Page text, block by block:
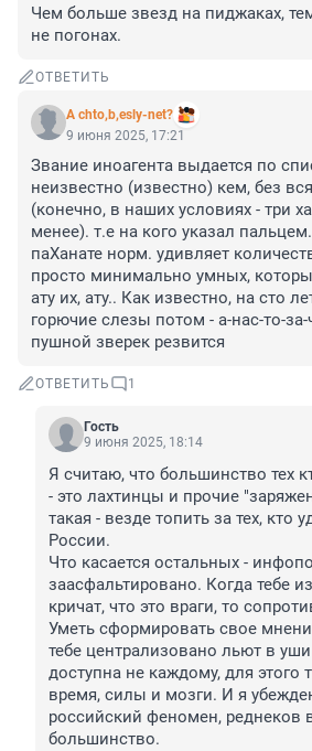
Чем больше звезд на пиджаках,
не погонах.
ОТВЕТИТЬ
A chto,b,esly-net?
9 июня 2025, 17:21
Звание иноагента выдается по
неизвестно (известно) кем, без
(конечно, в наших условиях - три
менее). т.е на кого указал
паXанате норм. удивляет
просто минимально умных,
ату их, ату.. Как известно, на сто
горючие слезы потом - а-нас-то-
пушной зверек резвится
ОТВЕТИТЬ 1
Гость
9 июня 2025, 18:14
Я считаю, что большинство тех
- это лахтинцы и прочие
такая - везде топить за тех, кто
России.
Что касается остальных -
заасфальтировано. Когда тебе
кричат, что это враги, то
Уметь сформировать свое
тебе централизовано льют в
доступна не каждому, для этого
время, силы и мозги. И я
российский феномен, реднеков
большинство.